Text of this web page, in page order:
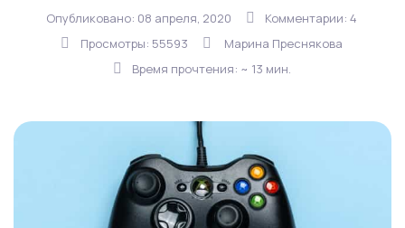
Опубликовано: 08 апреля, 2020
Комментарии: 4
Просмотры: 55593
Марина Преснякова
Время прочтения: ~ 13 мин.